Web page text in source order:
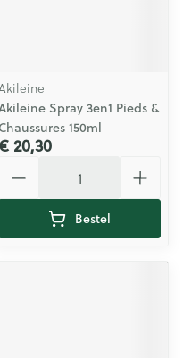
Spray 3en1 Pieds &
Chaussures 150ml
20,30
Bestel